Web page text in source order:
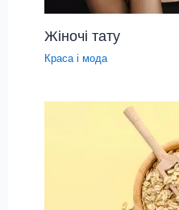
Жіночі тату
Краса і мода